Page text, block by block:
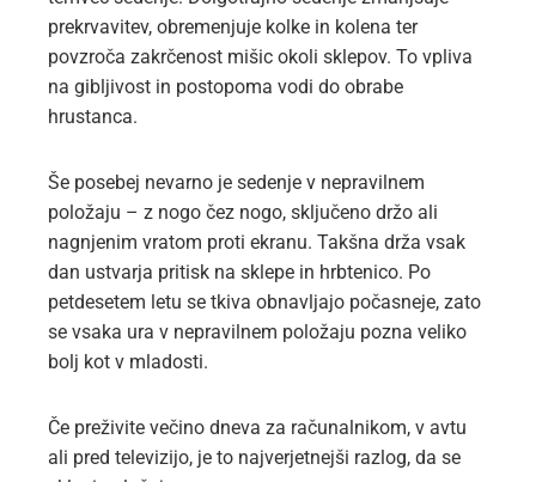
prekrvavitev, obremenjuje kolke in kolena ter
povzroča zakrčenost mišic okoli sklepov. To vpliva
na gibljivost in postopoma vodi do obrabe
hrustanca.
Še posebej nevarno je sedenje v nepravilnem
položaju – z nogo čez nogo, sključeno držo ali
nagnjenim vratom proti ekranu. Takšna drža vsak
dan ustvarja pritisk na sklepe in hrbtenico. Po
petdesetem letu se tkiva obnavljajo počasneje, zato
se vsaka ura v nepravilnem položaju pozna veliko
bolj kot v mladosti.
Če preživite večino dneva za računalnikom, v avtu
ali pred televizijo, je to najverjetnejši razlog, da se